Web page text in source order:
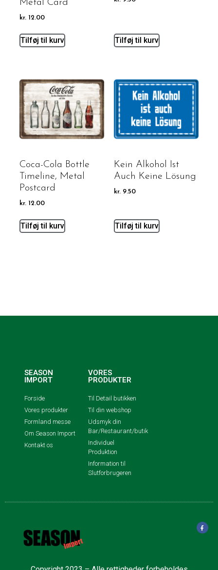
Metal Card
kr. 12.00
Tilføj til kurv Tilføj til kurv
Coca-Cola Bottle
Timeline, Metal
Postcard
kr. 12.00
Tilføj til kurv
Kein Alkohol Ist
Auch Keine Lösung
kr. 9.50
Tilføj til kurv
SEASON
IMPORT
Forside
Vores produkter
Formland messe
Om Season Import
Kontakt os
VORES
PRODUKTER
Til Detail butikken
Til din webshop
Udsmyk din
Bar/Restaurant/butik
Individuel
Produktion
Information til
Slutforbrugeren